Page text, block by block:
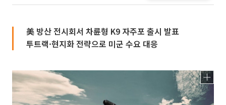
美 방산 전시회서 차륜형 K9 자주포 출시 발표
투트랙·현지화 전략으로 미군 수요 대응